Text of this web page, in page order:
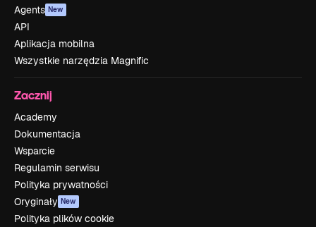
Agents New
API
Aplikacja mobilna
Wszystkie narzędzia Magnific
Zacznij
Academy
Dokumentacja
Wsparcie
Regulamin serwisu
Polityka prywatności
Oryginały New
Polityka plików cookie